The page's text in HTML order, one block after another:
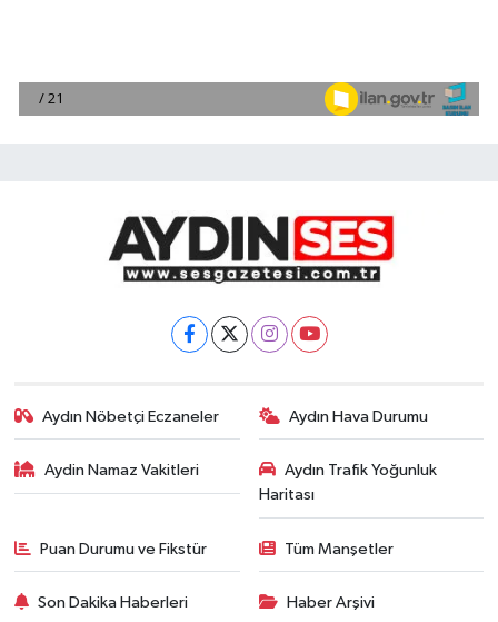
Aydın Nöbetçi Eczaneler Aydın Hava Durumu
Aydin Namaz Vakitleri
Aydın Trafik Yoğunluk
Haritası
Puan Durumu ve Fikstür Tüm Manşetler
Son Dakika Haberleri Haber Arşivi